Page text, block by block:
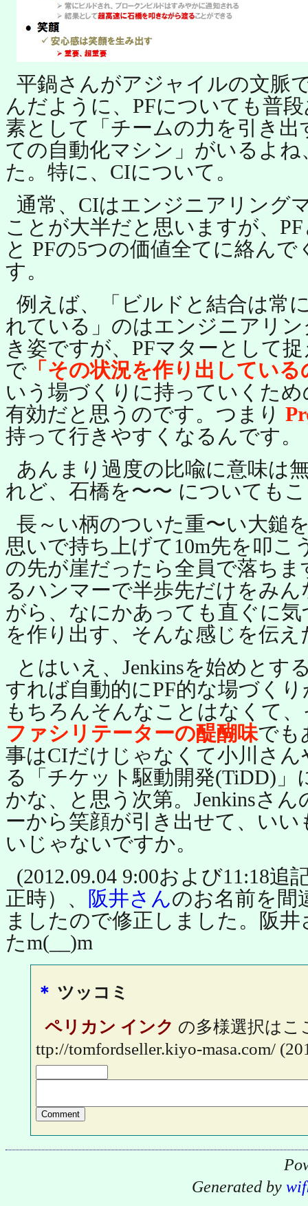
平鍋さんがアジャイルの文脈
んだように、PFについても普
素として「チームの力を引き
ての自動化マシン」がいるよ
た。特に、CIについて。
通常、CIはエンジニアリング
ことが大半だと思いますが、
と PFの5つの価値全てに絡ん
す。
例えば、「ビルドと結合は常
れている」のはエンジニアリ
き姿ですが、PFマターとして
で 「その状況を作り出してい
いう場づくりに持っていくた
有効だと思うのです。つまり
持って行きやすくなるんです。
あんまり過度の比喩に意味は
れど、石橋を〜〜 についても
長～い柄のついた重〜い大鎚
思いで持ち上げて10m先を叩こ
の先が崖だったら全員で落ち
るハンマーで半歩先だけをみ
がら、なにかあっても直ぐに
を作り出す、そんな感じを伝
とはいえ、Jenkinsを始めとす
すれば自動的にPF的な場づく
もちろんそんなことはなくて
ファシリテーターの醍醐味でも
事はCIだけじゃなくて小川さ
る「チケット駆動開発(TiDD)
かな、と思う次第。Jenkinsさ
ーから笑顔が引き出せて、い
いじゃないですか。
(2012.09.04 9:00および11:18追
正時）、
阪井さんのお名前を間
ましたので修正しました。阪
たm(__)m
＊ ツッコミ
ペリカン インク の多様選択はこ
ttp://tomfordseller.kiyo-masa.com/
Generated by